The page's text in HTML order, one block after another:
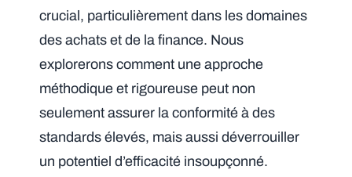
crucial, particulièrement dans les domaines
des achats et de la finance. Nous
explorerons comment une approche
méthodique et rigoureuse peut non
seulement assurer la conformité à des
standards élevés, mais aussi déverrouiller
un potentiel d’efficacité insoupçonné.